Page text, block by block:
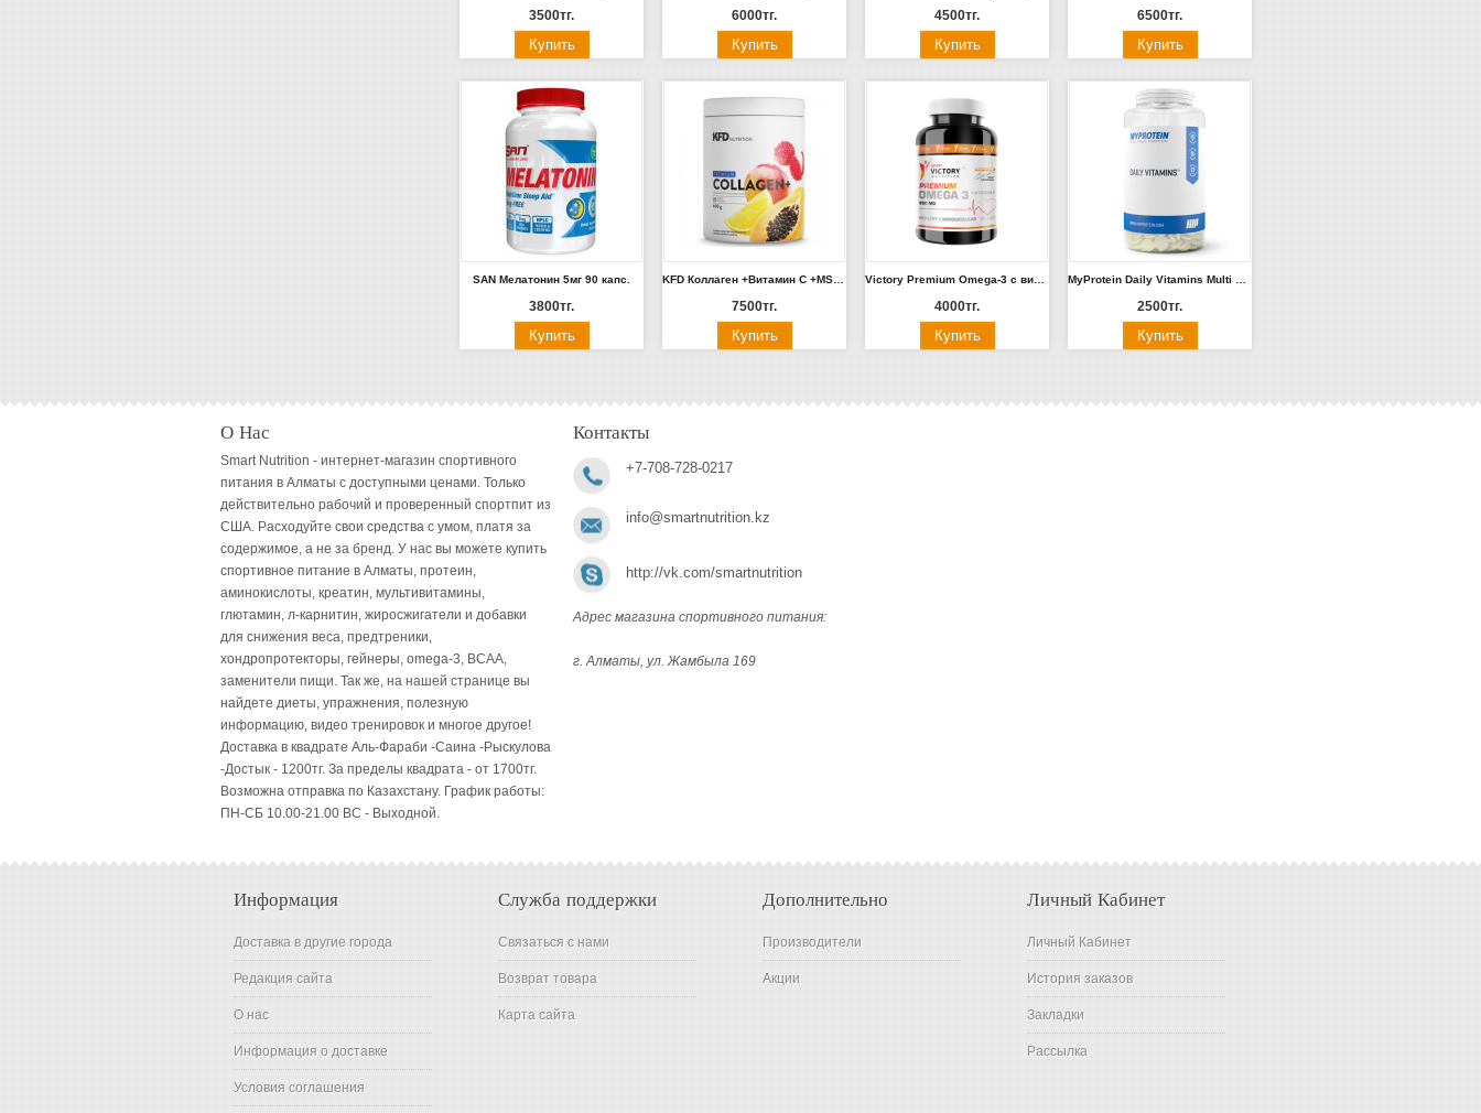
3500тг. 6000тг. 4500тг. 6500тг.
SAN Мелатонин 5мг 90 капс.
3800тг. 7500тг. 4000тг. 2500тг.
О Нас
Smart Nutrition - интернет-магазин спортивного
питания в Алматы с доступными ценами. Только
действительно рабочий и проверенный спортпит из
США. Расходуйте свои средства с умом, платя за
содержимое, а не за бренд. У нас вы можете купить
спортивное питание в Алматы, протеин,
аминокислоты, креатин, мультивитамины,
глютамин, л-карнитин, жиросжигатели и добавки
для снижения веса, предтреники,
хондропротекторы, гейнеры, omega-3, BCAA,
заменители пищи. Так же, на нашей странице вы
найдете диеты, упражнения, полезную
информацию, видео тренировок и многое другое!
Доставка в квадрате Аль-Фараби -Саина -Рыскулова
-Достык - 1200тг. За пределы квадрата - от 1700тг.
Возможна отправка по Казахстану. График работы:
ПН-СБ 10.00-21.00 ВC - Выходной.
Контакты
+7-708-728-0217
info@smartnutrition.kz
http://vk.com/smartnutrition
Адрес магазина спортивного питания:
г. Алматы, ул. Жамбыла 169
Информация
Доставка в другие города
Редакция сайта
О нас
Информация о доставке
Условия соглашения
Служба поддержки
Связаться с нами
Возврат товара
Карта сайта
Дополнительно
Производители
Акции
Личный Кабинет
Личный Кабинет
История заказов
Закладки
Рассылка